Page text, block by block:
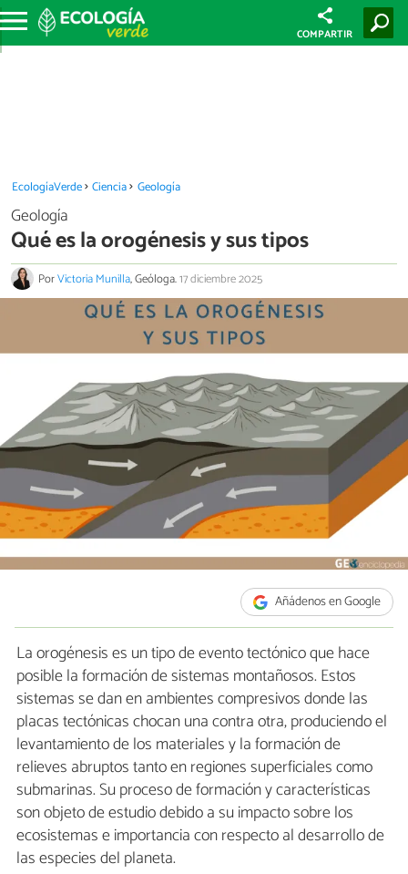
COMPARTIR
EcologíaVerde Ciencia Geología
Geología
Qué es la orogénesis y sus tipos
PorVictoria Munilla, Geóloga.17 diciembre 2025
Añádenos en Google
La orogénesis es un tipo de evento tectónico que hace
posible la formación de sistemas montañosos. Estos
sistemas se dan en ambientes compresivos donde las
placas tectónicas chocan una contra otra, produciendo el
levantamiento de los materiales y la formación de
relieves abruptos tanto en regiones superficiales como
submarinas. Su proceso de formación y características
son objeto de estudio debido a su impacto sobre los
ecosistemas e importancia con respecto al desarrollo de
las especies del planeta.